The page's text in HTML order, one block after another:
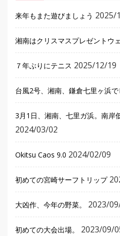
来年もまた遊びましょう 2025/
湘南はクリスマスプレゼントウ
７年ぶりにテニス 2025/12/19
台風2号、湘南、鎌倉七里ヶ浜で
3月1日、湘南、七里ガ浜。南岸
2024/03/02
Okitsu Caos 9.0 2024/02/09
初めての宮崎サーフトリップ
大凶作、今年の野菜。 2023/
初めての大会出場。 2023/09/